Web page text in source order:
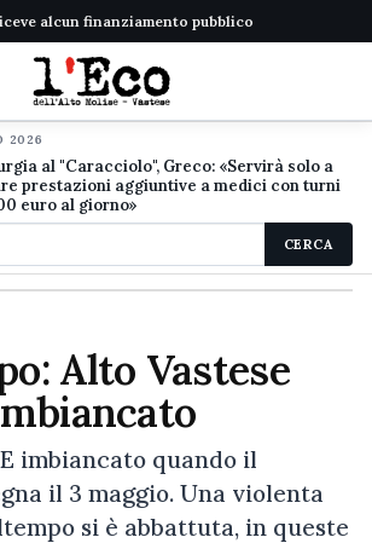
alcun finanziamento pubblico
2026
al "Caracciolo", Greco: «Servirà solo a
prestazioni aggiuntive a medici con turni
euro al giorno»
CERCA
Alto Vastese
imbiancato quando il
il 3 maggio. Una violenta
si è abbattuta, in queste